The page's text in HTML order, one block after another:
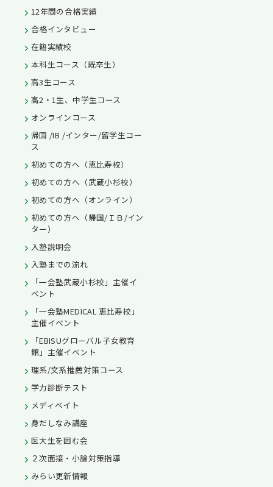
12年間の合格実績
合格インタビュー
在籍実績校
本科生コース（既卒生）
高3生コース
高2・1生、中学生コース
オンラインコース
帰国 /IB /インター/留学生コー
ス
初めての方へ（恵比寿校）
初めての方へ（武蔵小杉校）
初めての方へ（オンライン）
初めての方へ（帰国/ＩＢ/イン
ター）
入塾説明会
入塾までの流れ
「一会塾武蔵小杉校」主催イ
ベント
「一会塾MEDICAL 恵比寿校」
主催イベント
「EBISUグローバル子女教育
館」主催イベント
理系/文系推薦対策コース
学力診断テスト
メディベイト
身だしなみ講座
医大生を囲む会
２次面接・小論対策指導
みらい更新情報